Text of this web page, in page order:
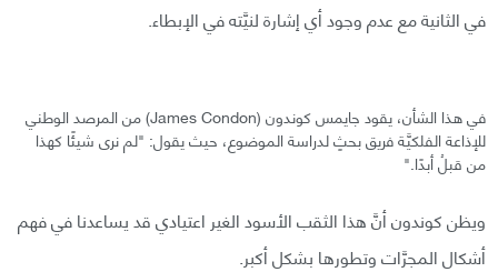
في الثانية مع عدم وجود أي إشارة لنيَّته في الإبطاء.
في هذا الشأن، يقود جايمس كوندون (James Condon) من المرصد الوطني
للإذاعة الفلكيَّة فريق بحثٍ لدراسة الموضوع، حيث يقول: "لم نرى شيئًا كهذا
من قبلُ أبدًا."
ويظن كوندون أنَّ هذا الثقب الأسود الغير اعتيادي قد يساعدنا في فهم
أشكال المجرَّات وتطورها بشكل أكبر.